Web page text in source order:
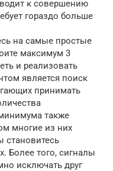
к совершению
гораздо больше
на самые простые
максимум 3
и реализовать
является поиск
принимать
также
многие из них
становитесь
Более того, сигналы
исключать друг